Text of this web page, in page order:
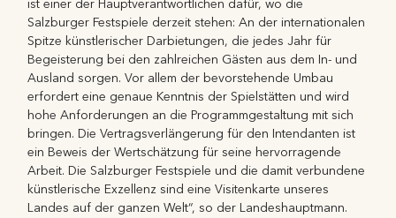
ist einer der Hauptverantwortlichen dafür, wo die
Salzburger Festspiele derzeit stehen: An der internationalen
Spitze künstlerischer Darbietungen, die jedes Jahr für
Begeisterung bei den zahlreichen Gästen aus dem In- und
Ausland sorgen. Vor allem der bevorstehende Umbau
erfordert eine genaue Kenntnis der Spielstätten und wird
hohe Anforderungen an die Programmgestaltung mit sich
bringen. Die Vertragsverlängerung für den Intendanten ist
ein Beweis der Wertschätzung für seine hervorragende
Arbeit. Die Salzburger Festspiele und die damit verbundene
künstlerische Exzellenz sind eine Visitenkarte unseres
Landes auf der ganzen Welt“, so der Landeshauptmann.